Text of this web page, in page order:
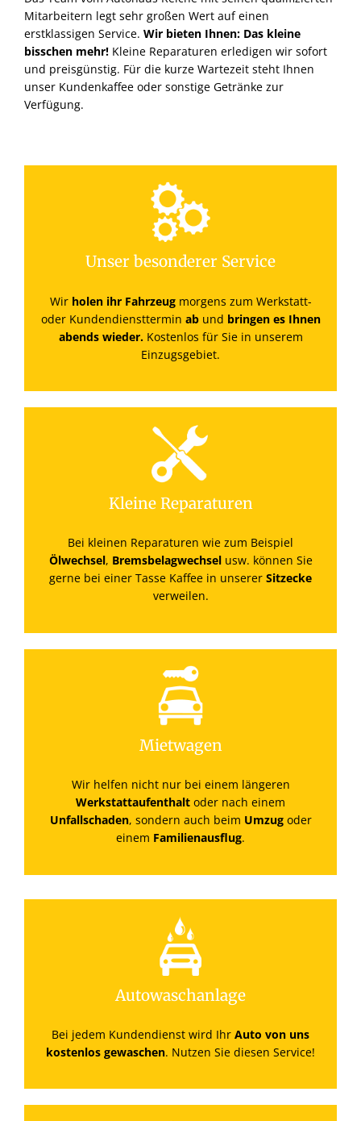
Mitarbeitern legt sehr großen Wert auf einen
erstklassigen Service. Wir bieten Ihnen: Das kleine
bisschen mehr! Kleine Reparaturen erledigen wir sofort
und preisgünstig. Für die kurze Wartezeit steht Ihnen
unser Kundenkaffee oder sonstige Getränke zur
Verfügung.
Unser besonderer Service
Wir holen ihr Fahrzeugmorgens zum Werkstatt-
oder Kundendiensttermin abund bringen es Ihnen
abends wieder.Kostenlos für Sie in unserem
Einzugsgebiet.
Kleine Reparaturen
Bei kleinen Reparaturen wie zum Beispiel
Ölwechsel, Bremsbelagwechselusw. können Sie
gerne bei einer Tasse Kaffee in unserer Sitzecke
verweilen.
Mietwagen
Wir helfen nicht nur bei einem längeren
Werkstattaufenthalt oder nach einem
Unfallschaden, sondern auch beim Umzugoder
einem Familienausflug.
Autowaschanlage
Bei jedem Kundendienst wird Ihr Auto von uns
kostenlos gewaschen. Nutzen Sie diesen Service!